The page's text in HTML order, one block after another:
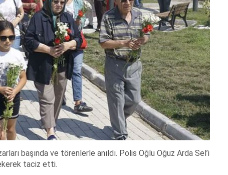
başında ve törenlerle anıldı. Polis Oğlu Oğuz Arda Sel’i
taciz etti.